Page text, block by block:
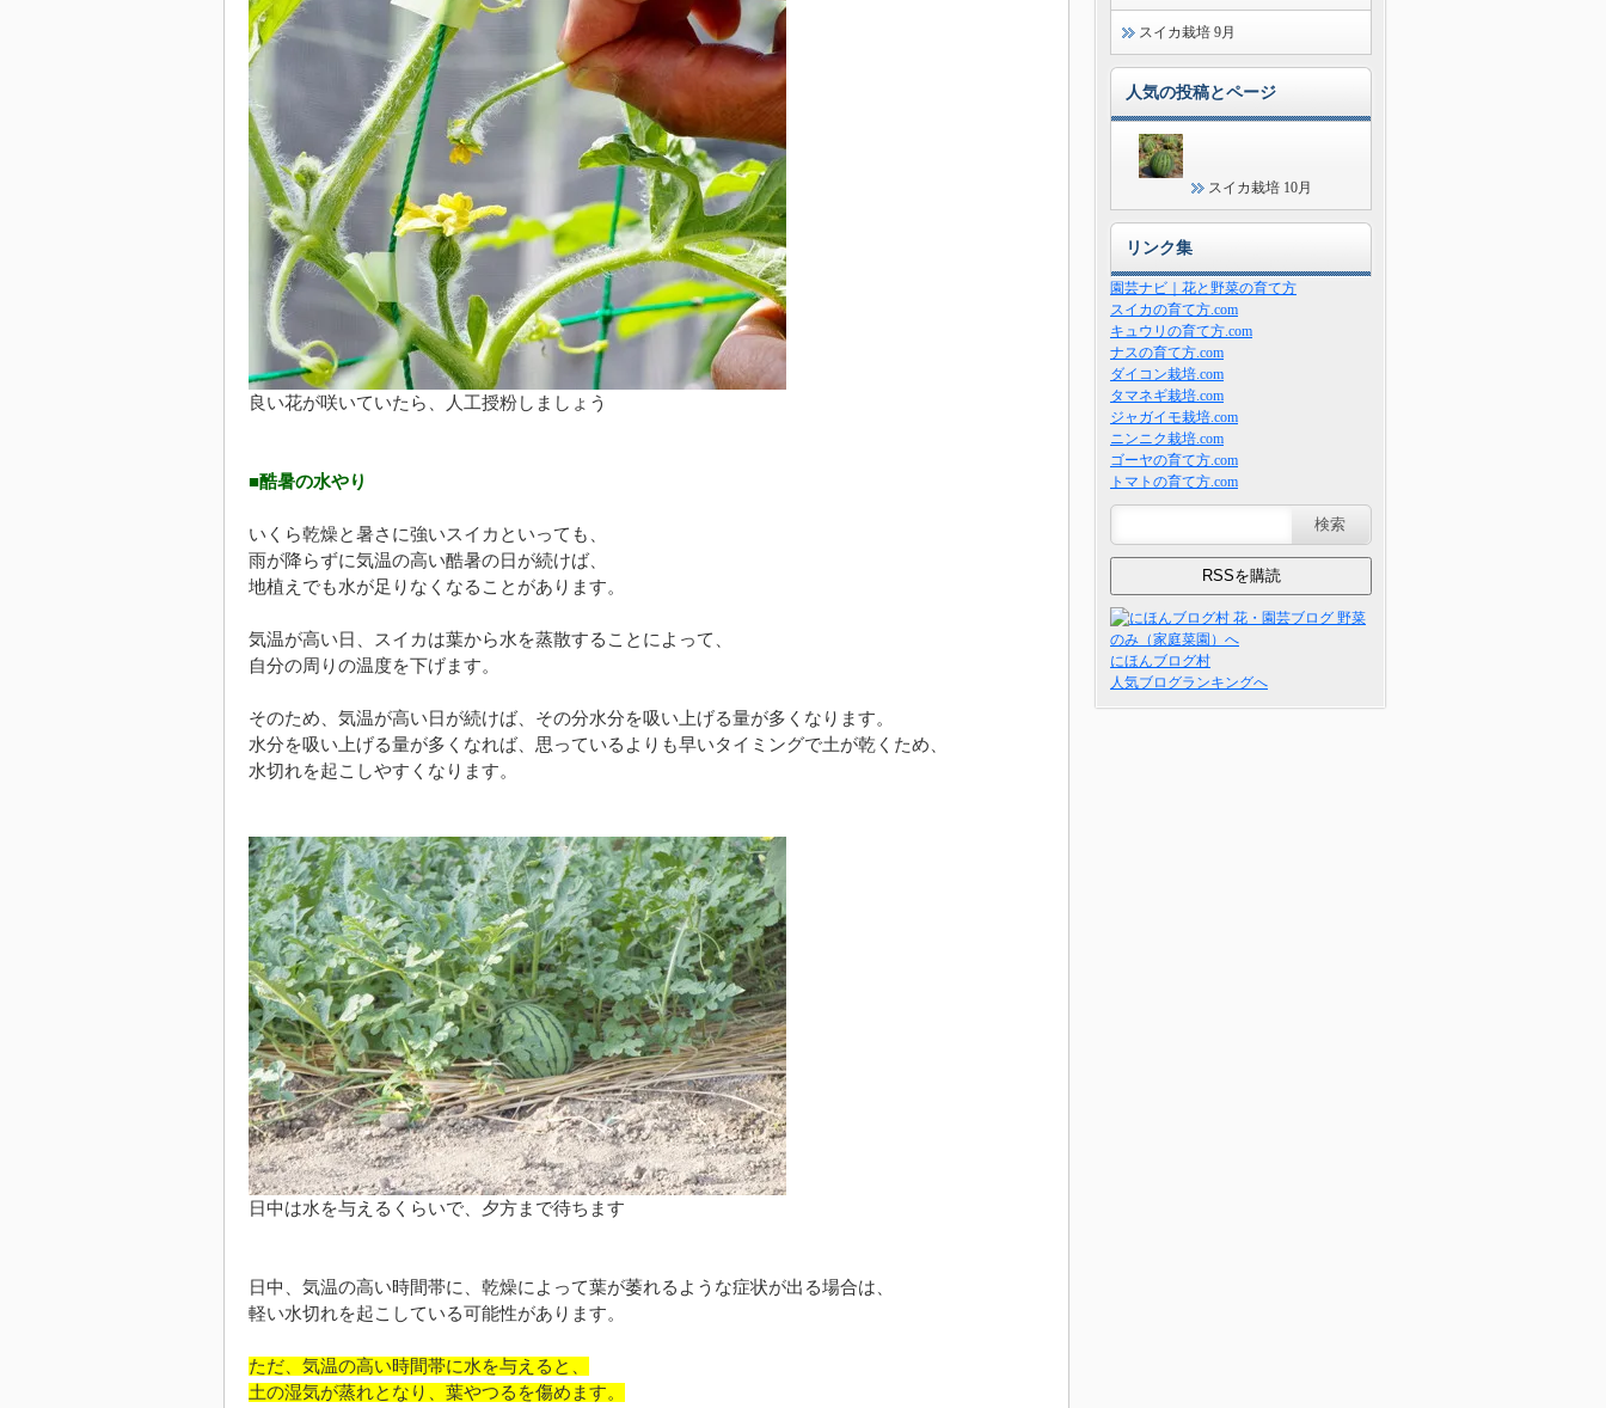
良い花が咲いていたら、人工授粉しましょう
■酷暑の水やり
いくら乾燥と暑さに強いスイカといっても、
雨が降らずに気温の高い酷暑の日が続けば、
地植えでも水が足りなくなることがあります。
気温が高い日、スイカは葉から水を蒸散することによって、
自分の周りの温度を下げます。
そのため、気温が高い日が続けば、その分水分を吸い上げる量が多くなります。
水分を吸い上げる量が多くなれば、思っているよりも早いタイミングで土が乾くため、
水切れを起こしやすくなります。
日中は水を与えるくらいで、夕方まで待ちます
日中、気温の高い時間帯に、乾燥によって葉が萎れるような症状が出る場合は、
軽い水切れを起こしている可能性があります。
ただ、気温の高い時間帯に水を与えると、
土の湿気が蒸れとなり、葉やつるを傷めます。
スイカ栽培 9月
人気の投稿とページ
スイカ栽培 10月
リンク集
園芸ナビ｜花と野菜の育て方
スイカの育て方.com
キュウリの育て方.com
ナスの育て方.com
ダイコン栽培.com
タマネギ栽培.com
ジャガイモ栽培.com
ニンニク栽培.com
ゴーヤの育て方.com
トマトの育て方.com
にほんブログ村
人気ブログランキングへ